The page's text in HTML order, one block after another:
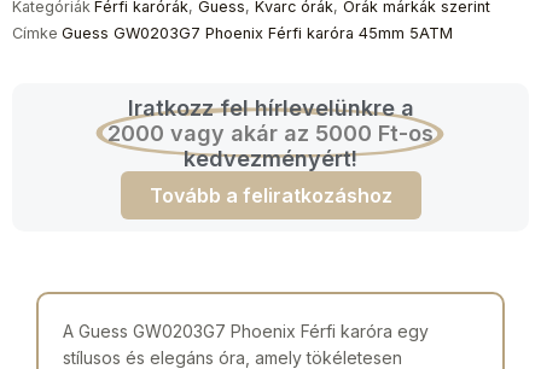
Kategóriák Férfi karórák, Guess, Kvarc órák, Órák márkák szerint
Címke Guess GW0203G7 Phoenix Férfi karóra 45mm 5ATM
Iratkozz fel hírlevelünkre a
2000 vagy akár az 5000 Ft-os
kedvezményért!
Tovább a feliratkozáshoz
A Guess GW0203G7 Phoenix Férfi karóra egy
stílusos és elegáns óra, amely tökéletesen